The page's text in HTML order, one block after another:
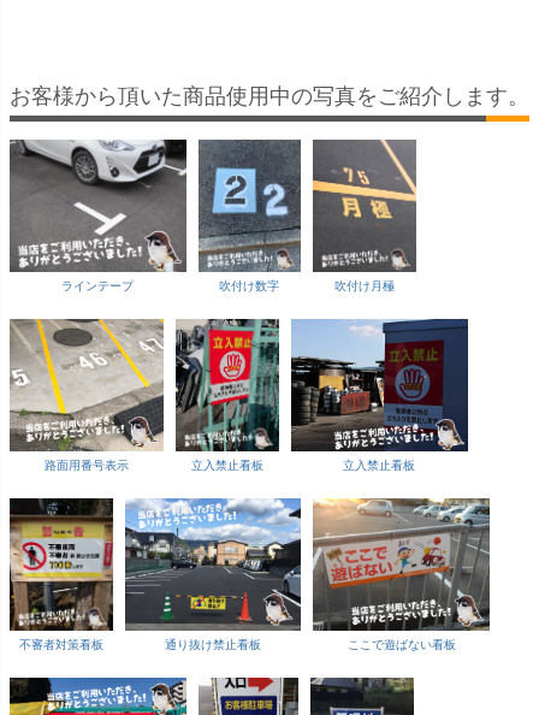
お客様から頂いた商品使用中の写真をご紹介します。
ラインテープ 吹付け数字 吹付け月極
路面用番号表示 立入禁止看板 立入禁止看板
不審者対策看板 通り抜け禁止看板 ここで遊ばない看板